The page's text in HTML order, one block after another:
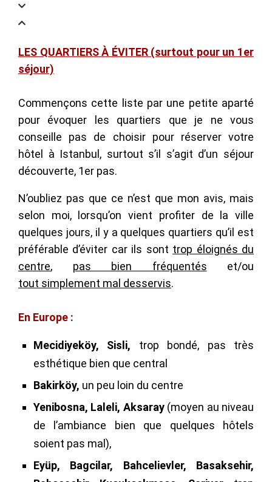
LES QUARTIERS À ÉVITER (surtout pour un 1er
séjour)
Commençons cette liste par une petite aparté
pour évoquer les quartiers que je ne vous
conseille pas de choisir pour réserver votre
hôtel à Istanbul, surtout s’il s’agit d’un séjour
découverte, 1er pas.
N’oubliez pas que ce n’est que mon avis, mais
selon moi, lorsqu’on vient profiter de la ville
quelques jours, il y a quelques quartiers qu’il est
préférable d’éviter car ils sont trop éloignés du
centre, pas bien fréquentés et/ou
tout simplement mal desservis.
En Europe :
Mecidiyeköy, Sisli, trop bondé, pas très
esthétique bien que central
Bakirköy, un peu loin du centre
Yenibosna, Laleli, Aksaray (moyen au niveau
de l’ambiance bien que quelques hôtels
soient pas mal),
Eyüp, Bagcilar, Bahcelievler, Basaksehir,